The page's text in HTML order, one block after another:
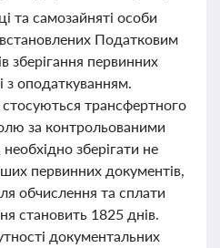
та самозайняті особи
Податковим
зберігання первинних
з оподаткуванням.
трансфертного
за контрольованими
зберігати не
первинних документів,
обчислення та сплати
становить 1825 днів.
документальних